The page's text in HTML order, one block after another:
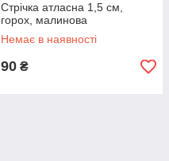
Стрічка атласна 1,5 см,
горох, малинова
Немає в наявності
90 ₴